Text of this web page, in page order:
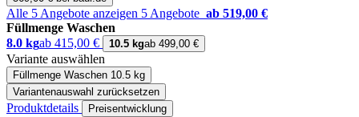
Alle 5 Angebote anzeigen 5 Angebote ab 519,00 €
Füllmenge Waschen
8.0 kgab 415,00 € 10.5 kgab 499,00 €
Variante auswählen
Füllmenge Waschen 10.5 kg
Variantenauswahl zurücksetzen
Produktdetails Preisentwicklung